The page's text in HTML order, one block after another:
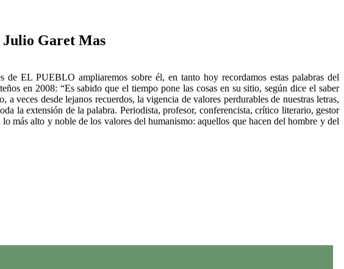
Julio Garet Mas
EL PUEBLO ampliaremos sobre él, en tanto hoy recordamos estas palabras del
en 2008: “Es sabido que el tiempo pone las cosas en su sitio, según dice el saber
veces desde lejanos recuerdos, la vigencia de valores perdurables de nuestras letras,
la extensión de la palabra. Periodista, profesor, conferencista, crítico literario, gestor
más alto y noble de los valores del humanismo: aquellos que hacen del hombre y del